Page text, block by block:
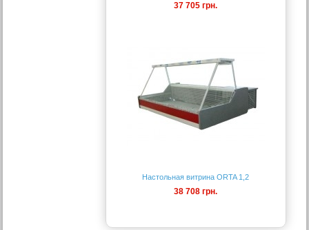
37 705 грн.
Настольная витрина ORTA 1,2
38 708 грн.